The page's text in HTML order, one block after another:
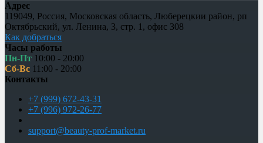
Адрес
119049, Россия, Московская область, Люберецкии район, рп
Октябрьский, ул. Ленина, 3, стр. 1 , офис 308
Как добраться
Часы работы
Пн-Пт 10:00 - 20:00
Сб-Вс 11:00 - 20:00
Контакты
+7 (999) 672-43-31
+7 (996) 972-26-77
support@beauty-prof-market.ru